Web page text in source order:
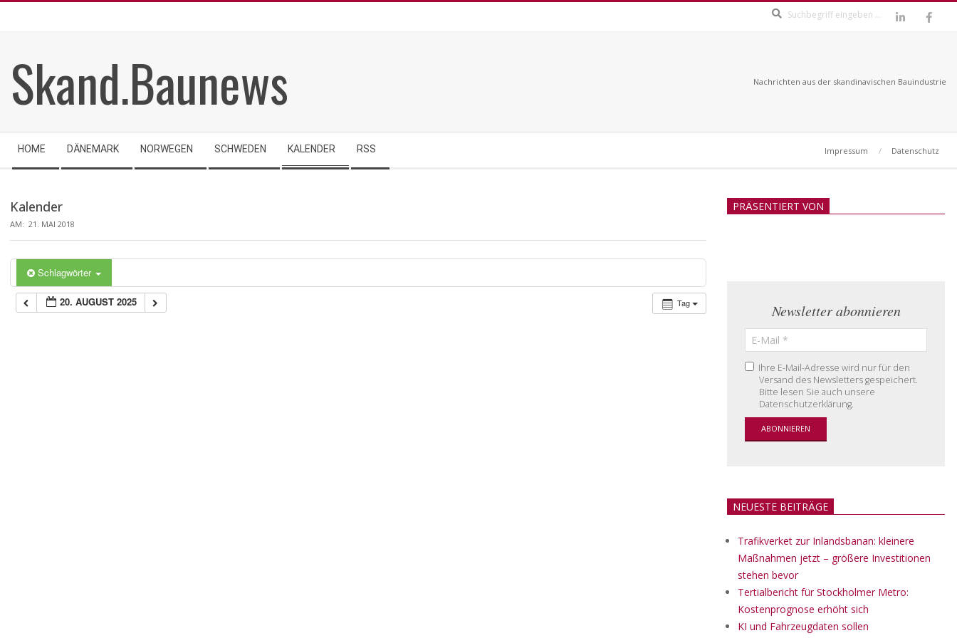
Skand.Baunews Nachrichten aus der skandinavischen Bauindustrie
Navigation
Menu
HOME DÄNEMARK NORWEGEN SCHWEDEN KALENDER RSS Impressum Datenschutz
Kalender
AM: 21. MAI 2018
Schlagwörter
Tag
20. AUGUST 2025
PRÄSENTIERT VON
Newsletter abonnieren
Ihre E-Mail-Adresse wird nur für den
Versand des Newsletters gespeichert.
Bitte lesen Sie auch unsere
Datenschutzerklärung.
NEUESTE BEITRÄGE
Trafikverket zur Inlandsbanan: kleinere
Maßnahmen jetzt – größere Investitionen
stehen bevor
Tertialbericht für Stockholmer Metro:
Kostenprognose erhöht sich
KI und Fahrzeugdaten sollen